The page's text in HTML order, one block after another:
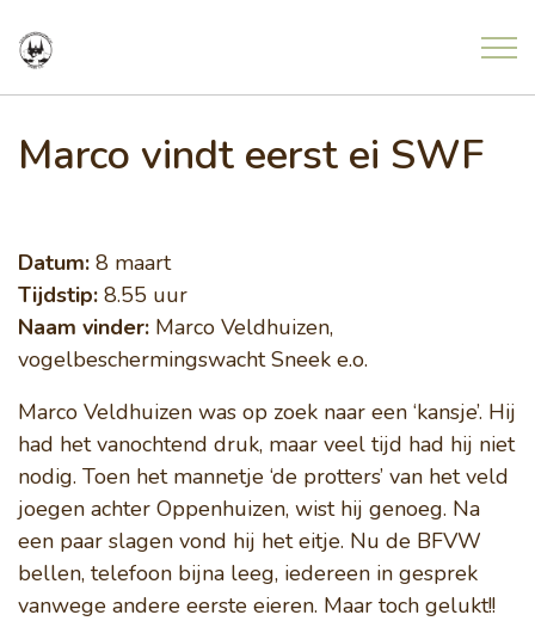
Home
Meldingen uit de natuur
Agenda
Project Freonen fan de Greide
Contact
Nazorg en broedzorg
Marco vindt eerst ei SWF
Datum: 8 maart
Tijdstip: 8.55 uur
Naam vinder: Marco Veldhuizen,
vogelbeschermingswacht Sneek e.o.
Marco Veldhuizen was op zoek naar een ‘kansje’. Hij
had het vanochtend druk, maar veel tijd had hij niet
nodig. Toen het mannetje ‘de protters’ van het veld
joegen achter Oppenhuizen, wist hij genoeg. Na
een paar slagen vond hij het eitje. Nu de BFVW
bellen, telefoon bijna leeg, iedereen in gesprek
vanwege andere eerste eieren. Maar toch gelukt!!